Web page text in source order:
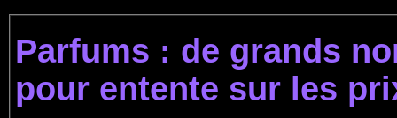
Parfums : de grands
pour entente sur les